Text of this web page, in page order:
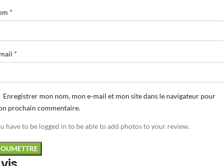
*
*
Enregistrer mon nom, mon e-mail et mon site dans le navigateur pour
prochain commentaire.
have to be logged in to be able to add photos to your review.